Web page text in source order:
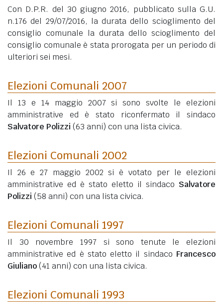
Con D.P.R. del 30 giugno 2016, pubblicato sulla G.U.
n.176 del 29/07/2016, la durata dello scioglimento del
consiglio comunale la durata dello scioglimento del
consiglio comunale è stata prorogata per un periodo di
ulteriori sei mesi.
Elezioni Comunali 2007
Il 13 e 14 maggio 2007 si sono svolte le elezioni
amministrative ed è stato riconfermato il sindaco
Salvatore Polizzi (63 anni) con una lista civica.
Elezioni Comunali 2002
Il 26 e 27 maggio 2002 si è votato per le elezioni
amministrative ed è stato eletto il sindaco Salvatore
Polizzi (58 anni) con una lista civica.
Elezioni Comunali 1997
Il 30 novembre 1997 si sono tenute le elezioni
amministrative ed è stato eletto il sindaco Francesco
Giuliano(41 anni) con una lista civica.
Elezioni Comunali 1993